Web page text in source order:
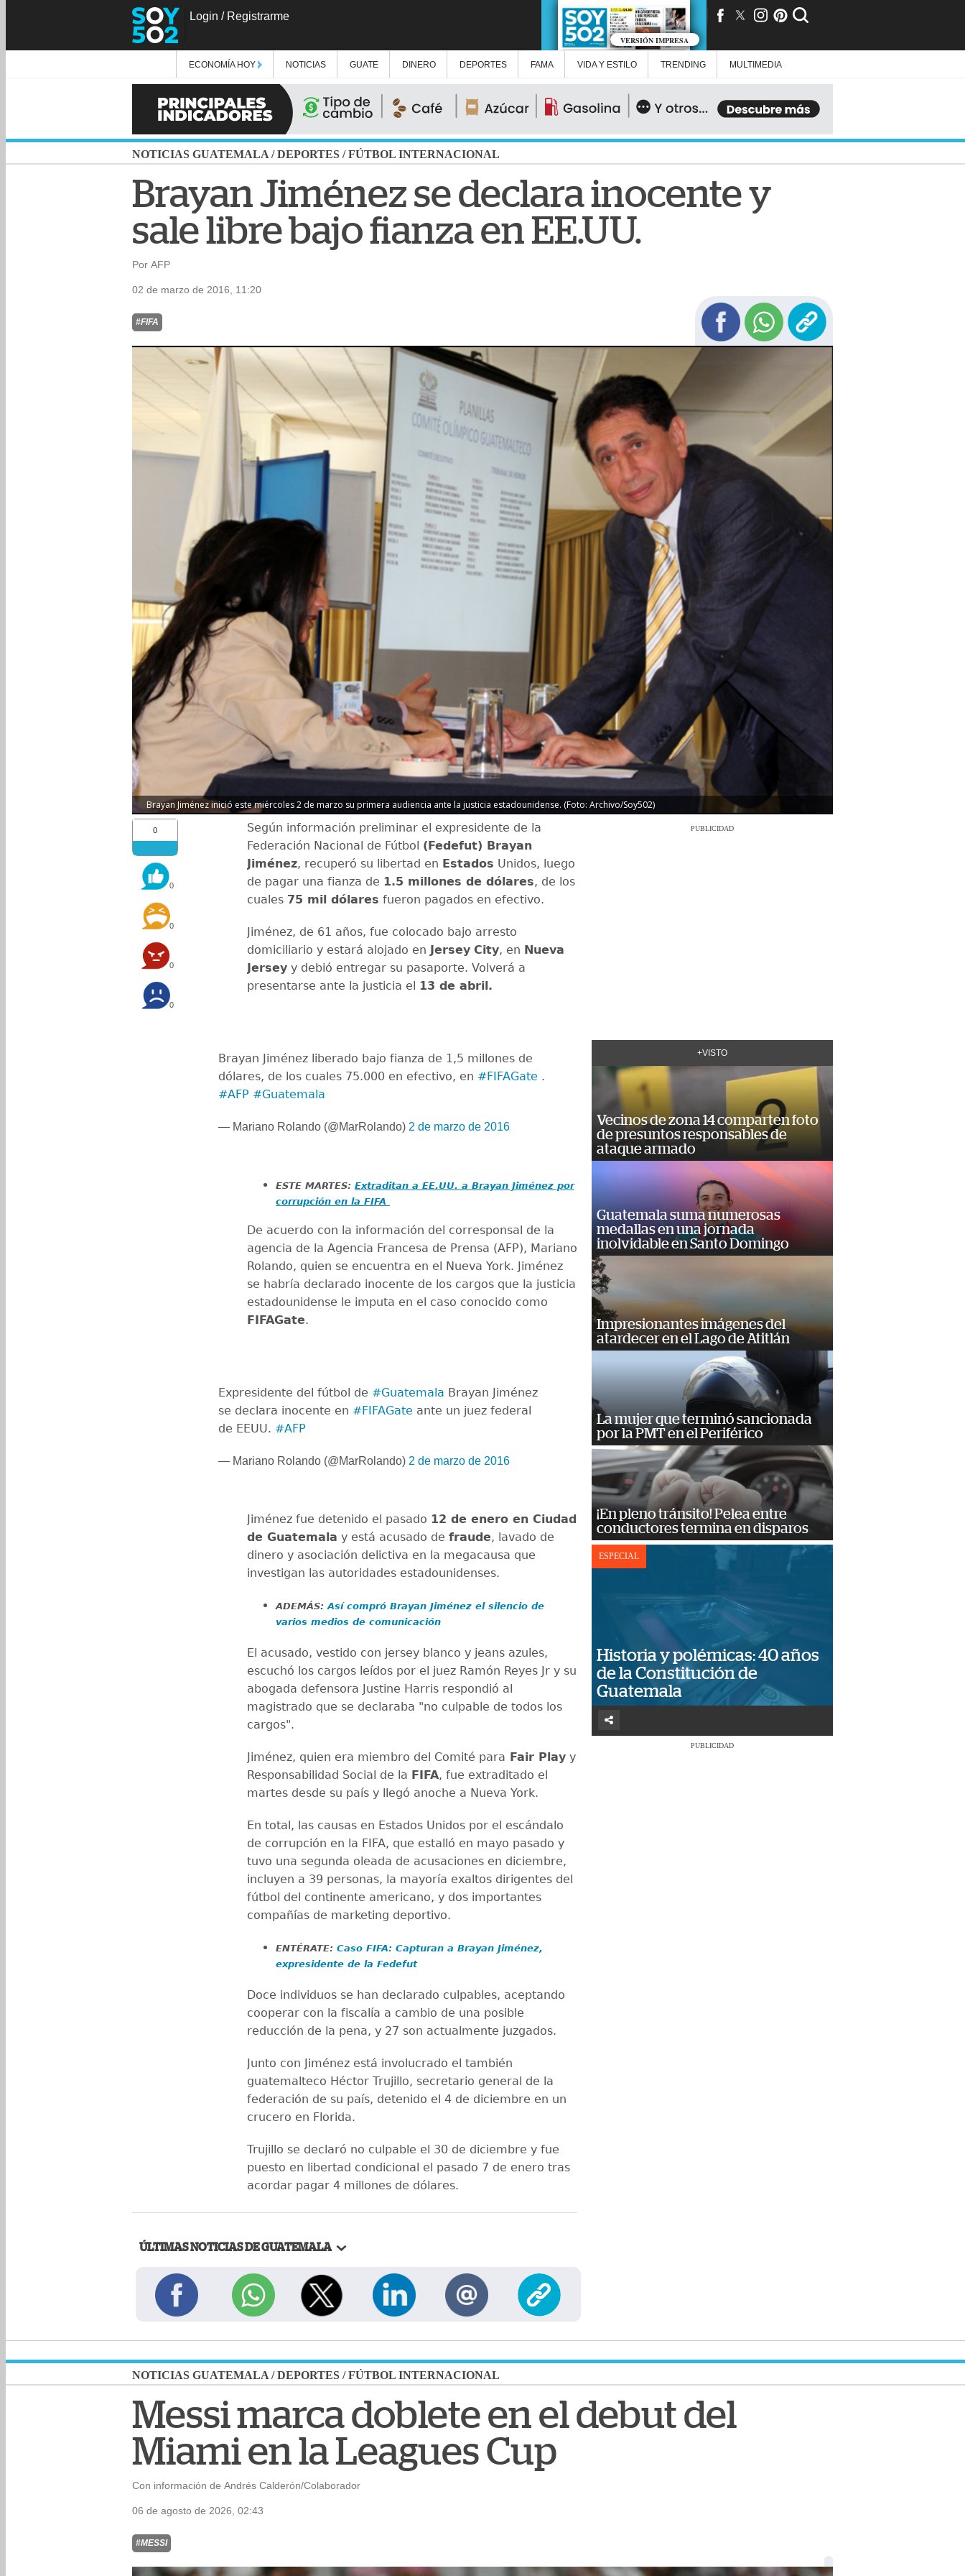
Login / Registrarme
VERSIÓN IMPRESA
ECONOMÍA HOY NOTICIAS GUATE DINERO DEPORTES FAMA VIDA Y ESTILO TRENDING MULTIMEDIA
NOTICIAS GUATEMALA /DEPORTES /FÚTBOL INTERNACIONAL
Brayan Jiménez se declara inocente y
sale libre bajo fianza en EE.UU.
Por AFP
02 de marzo de 2016, 11:20
#FIFA
Brayan Jiménez inició este miércoles 2 de marzo su primera audiencia ante la justicia estadounidense. (Foto: Archivo/Soy502)
0
0
0
0
0
Según información preliminar el expresidente de la
Federación Nacional de Fútbol (Fedefut) Brayan
Jiménez, recuperó su libertad en Estados Unidos, luego
de pagar una fianza de 1.5 millones de dólares, de los
cuales 75 mil dólares fueron pagados en efectivo.
Jiménez, de 61 años, fue colocado bajo arresto
domiciliario y estará alojado en Jersey City, en Nueva
Jersey y debió entregar su pasaporte. Volverá a
presentarse ante la justicia el 13 de abril.
Brayan Jiménez liberado bajo fianza de 1,5 millones de
dólares, de los cuales 75.000 en efectivo, en #FIFAGate .
#AFP #Guatemala
— Mariano Rolando (@MarRolando) 2 de marzo de 2016
ESTE MARTES: Extraditan a EE.UU. a Brayan Jiménez por
corrupción en la FIFA
De acuerdo con la información del corresponsal de la
agencia de la Agencia Francesa de Prensa (AFP), Mariano
Rolando, quien se encuentra en el Nueva York. Jiménez
se habría declarado inocente de los cargos que la justicia
estadounidense le imputa en el caso conocido como
FIFAGate.
Expresidente del fútbol de #Guatemala Brayan Jiménez
se declara inocente en #FIFAGate ante un juez federal
de EEUU. #AFP
— Mariano Rolando (@MarRolando) 2 de marzo de 2016
Jiménez fue detenido el pasado 12 de enero en Ciudad
de Guatemala y está acusado de fraude, lavado de
dinero y asociación delictiva en la megacausa que
investigan las autoridades estadounidenses.
ADEMÁS:Así compró Brayan Jiménez el silencio de
varios medios de comunicación
El acusado, vestido con jersey blanco y jeans azules,
escuchó los cargos leídos por el juez Ramón Reyes Jr y su
abogada defensora Justine Harris respondió al
magistrado que se declaraba "no culpable de todos los
cargos".
Jiménez, quien era miembro del Comité para Fair Play y
Responsabilidad Social de la FIFA, fue extraditado el
martes desde su país y llegó anoche a Nueva York.
En total, las causas en Estados Unidos por el escándalo
de corrupción en la FIFA, que estalló en mayo pasado y
tuvo una segunda oleada de acusaciones en diciembre,
incluyen a 39 personas, la mayoría exaltos dirigentes del
fútbol del continente americano, y dos importantes
compañías de marketing deportivo.
ENTÉRATE: Caso FIFA: Capturan a Brayan Jiménez,
expresidente de la Fedefut
Doce individuos se han declarado culpables, aceptando
cooperar con la fiscalía a cambio de una posible
reducción de la pena, y 27 son actualmente juzgados.
Junto con Jiménez está involucrado el también
guatemalteco Héctor Trujillo, secretario general de la
federación de su país, detenido el 4 de diciembre en un
crucero en Florida.
Trujillo se declaró no culpable el 30 de diciembre y fue
puesto en libertad condicional el pasado 7 de enero tras
acordar pagar 4 millones de dólares.
ÚLTIMAS NOTICIAS DE GUATEMALA
PUBLICIDAD
+VISTO
Vecinos de zona 14 comparten foto
de presuntos responsables de
ataque armado
Guatemala suma numerosas
medallas en una jornada
inolvidable en Santo Domingo
Impresionantes imágenes del
atardecer en el Lago de Atitlán
La mujer que terminó sancionada
por la PMT en el Periférico
¡En pleno tránsito! Pelea entre
conductores termina en disparos
ESPECIAL
Historia y polémicas: 40 años
de la Constitución de
Guatemala
PUBLICIDAD
NOTICIAS GUATEMALA /DEPORTES /FÚTBOL INTERNACIONAL
Messi marca doblete en el debut del
Miami en la Leagues Cup
Con información de Andrés Calderón/Colaborador
06 de agosto de 2026, 02:43
#MESSI